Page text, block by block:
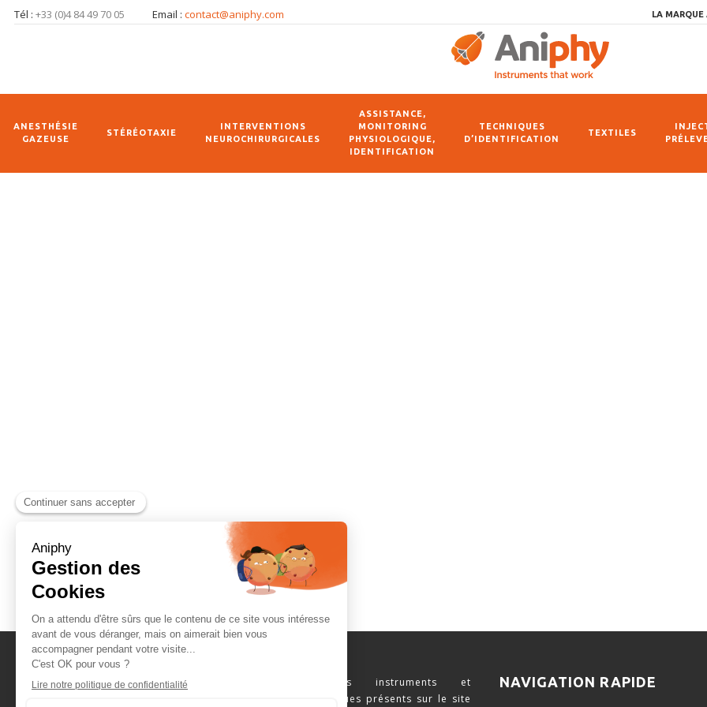
Tél : +33 (0)4 84 49 70 05 Email : contact@aniphy.com LA MARQUE
ANESTHÉSIE
GAZEUSE
STÉRÉOTAXIE
INTERVENTIONS
NEUROCHIRURGICALES
ASSISTANCE,
MONITORING
PHYSIOLOGIQUE,
IDENTIFICATION
TECHNIQUES
D’IDENTIFICATION
TEXTILES
Naviguez parmi les instruments et
consommables scientifiques présents sur le site
NAVIGATION RAPIDE